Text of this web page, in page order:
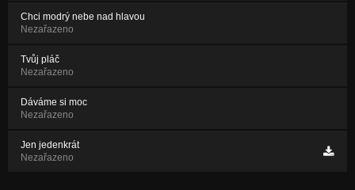
Chci modrý nebe nad hlavou
Nezařazeno
Tvůj pláč
Nezařazeno
Dáváme si moc
Nezařazeno
Jen jedenkrát
Nezařazeno